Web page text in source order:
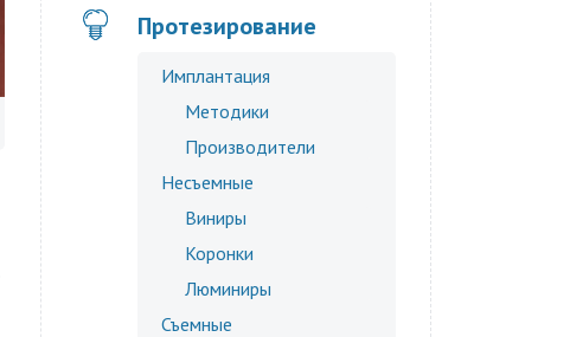
Протезирование
Имплантация
Методики
Производители
Несъемные
Виниры
Коронки
Люминиры
Съемные